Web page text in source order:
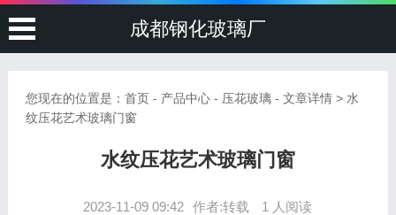
成都钢化玻璃厂
您现在的位置是： 首页- 产品中心- 压花玻璃- 文章详情 > 水
纹压花艺术玻璃门窗
水纹压花艺术玻璃门窗
2023-11-09 09:42 作者:转载 1 人阅读